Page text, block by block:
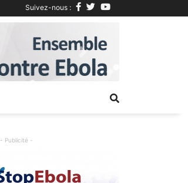
Suivez-nous :
Next
- Publicité -